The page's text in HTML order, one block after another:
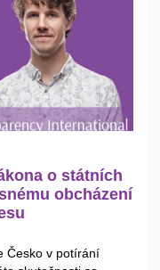
o státních
obcházení
Česko v potírání